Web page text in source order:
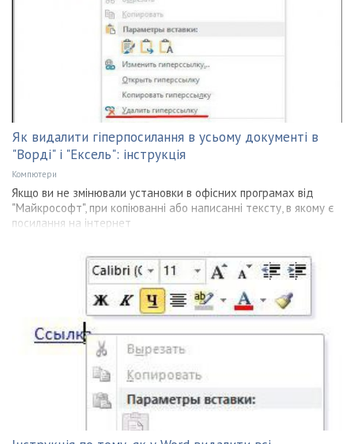
Як видалити гіперпосилання в усьому документі в
"Ворді" і "Ексель": інструкція
Компютери
Якщо ви не змінювали установки в офісних програмах від
"Майкрософт", при копіюванні або написанні тексту, в якому є
посилання на інтернет